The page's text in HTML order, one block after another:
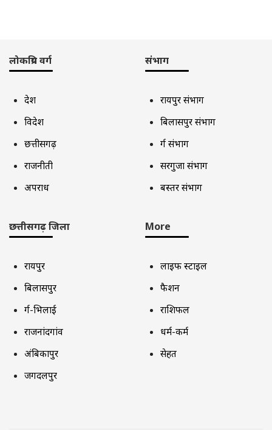
लोकप्रिय वर्ग
देश
विदेश
छत्तीसगढ़
राजनीती
अपराध
संभाग
रायपुर संभाग
बिलासपुर संभाग
दुर्ग संभाग
सरगुजा संभाग
बस्तर संभाग
छत्तीसगढ़ जिला
रायपुर
बिलासपुर
दुर्ग-भिलाई
राजनांदगांव
अंबिकापुर
जगदलपुर
More
लाइफ स्टाइल
फैशन
राशिफल
धर्म-कर्म
सेहत